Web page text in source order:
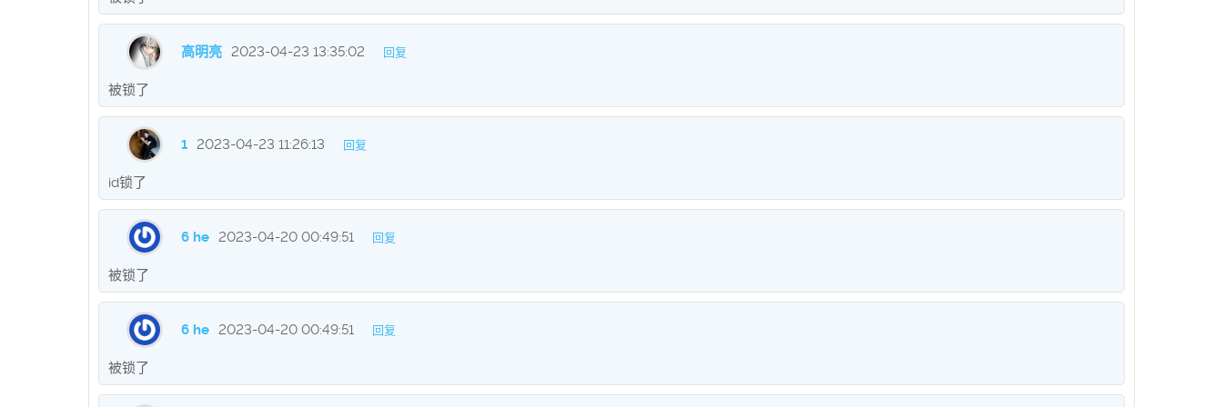
高明亮 2023-04-23 13:35:02 回复
被锁了
1 2023-04-23 11:26:13 回复
id锁了
6 he 2023-04-20 00:49:51 回复
被锁了
6 he 2023-04-20 00:49:51 回复
被锁了